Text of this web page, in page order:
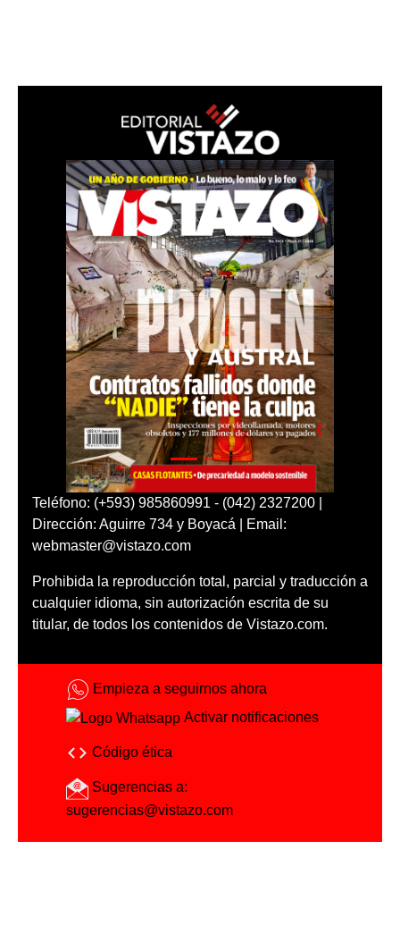
Teléfono: (+593) 985860991 - (042) 2327200 |
Dirección: Aguirre 734 y Boyacá | Email:
webmaster@vistazo.com
Prohibida la reproducción total, parcial y traducción a
cualquier idioma, sin autorización escrita de su
titular, de todos los contenidos de Vistazo.com.
Empieza a seguirnos ahora
Activar notificaciones
Código ética
Sugerencias a:
sugerencias@vistazo.com